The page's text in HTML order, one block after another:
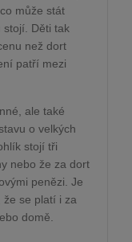
může stát
stojí. Děti tak
než dort
patří mezi
ale také
o velkých
stojí tři
nebo že za dort
penězi. Je
že se platí i za
domě.